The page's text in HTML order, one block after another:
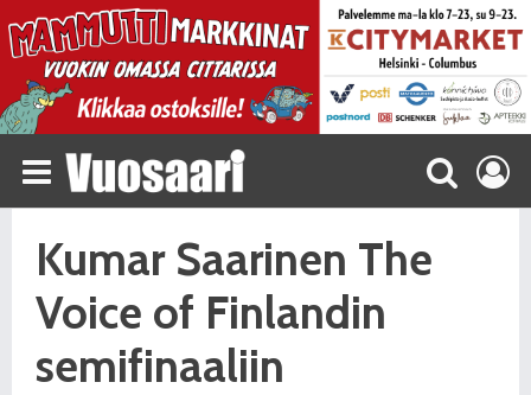
Kumar Saarinen The
Voice of Finlandin
semifinaaliin